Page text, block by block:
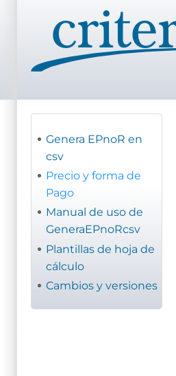
contenido
principal
Genera EPnoR en
csv
Precio y forma de
Pago
Manual de uso de
GeneraEPnoRcsv
Plantillas de hoja de
cálculo
Cambios y versiones